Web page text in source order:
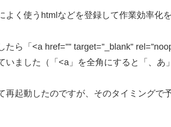
よく使うhtmlなどを登録して作業効率化
ら「<a href=”” target=”_blank”
いました（「<a」を全角にすると「、あ
再起動したのですが、そのタイミングで